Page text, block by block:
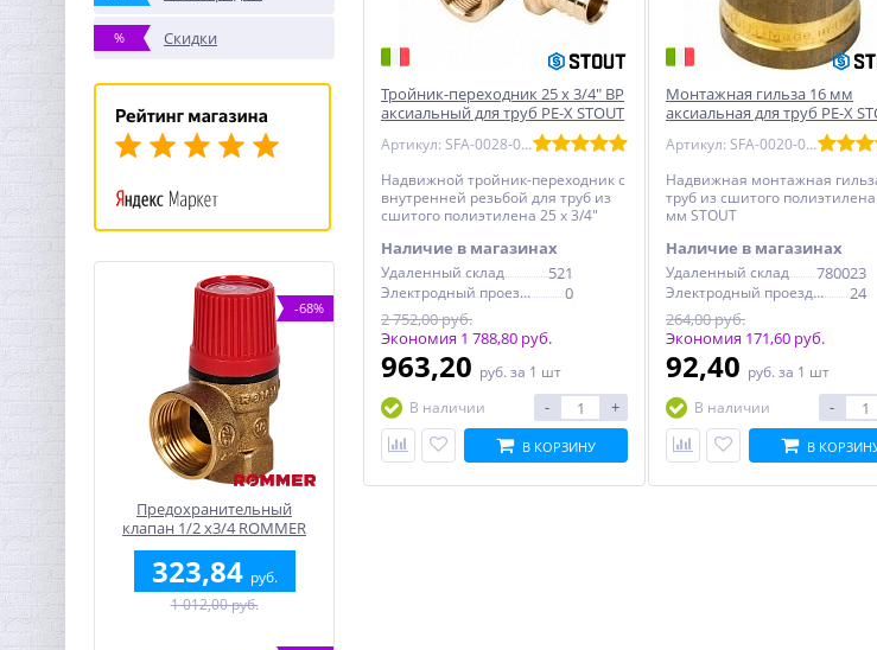
% Скидки
-68%
Предохранительный
клапан 1/2 x3/4 ROMMER
для отопления 1,5 бар
323,84 руб.
1 012,00 руб.
Тройник-переходник 25 x 3/4" ВР
аксиальный для труб PE-X STOUT
Артикул: SFA-0028-002534
Надвижной тройник-переходник с
внутренней резьбой для труб из
сшитого полиэтилена 25 x 3/4"
Наличие в магазинах
Удаленный склад 521
Электродный проезд, 6с1
0
2 752,00 руб.
Экономия 1 788,80 руб.
963,20 руб. за 1 шт
В наличии
- +
В КОРЗИНУ
Монтажная гильза 16 мм
аксиальная для труб PE-X
Артикул: SFA-0020-000016
Надвижная монтажная
труб из сшитого
мм STOUT
Наличие в магазинах
Удаленный склад 780023
Электродный проезд, 6с1
24
264,00 руб.
Экономия 171,60 руб.
92,40 руб. за 1 шт
В наличии
-
В